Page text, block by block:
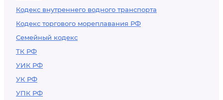
Кодекс внутреннего водного транспорта
Кодекс торгового мореплавания РФ
Семейный кодекс
ТК РФ
УИК РФ
УК РФ
УПК РФ